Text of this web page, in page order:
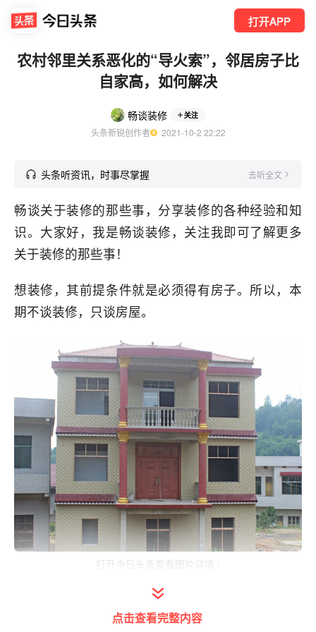
打开APP
农村邻里关系恶化的“导火索”，邻居房子比
自家高，如何解决
畅谈装修 关注
头条新锐创作者
  2021-10-2 22:22
头条听资讯，时事尽掌握 去听全文
畅谈关于装修的那些事，分享装修的各种经验和知
识。大家好，我是畅谈装修，关注我即可了解更多
关于装修的那些事！
想装修，其前提条件就是必须得有房子。所以，本
期不谈装修，只谈房屋。
打开今日头条查看图片详情
对于建房来说，城市里都是由开发商建议，所以业
主只关心房屋质量。而对于农村来说，部分房屋是
点击查看完整内容